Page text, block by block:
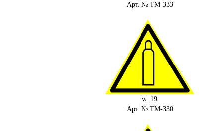
Арт. № ТМ-333
w_19
Арт. № ТМ-330